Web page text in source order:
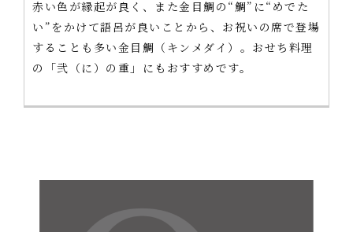
赤い色が縁起が良く、また金目鯛の“鯛”に“めでた
い”をかけて語呂が良いことから、お祝いの席で登場
することも多い金目鯛（キンメダイ）。おせち料理
の「弐（に）の重」にもおすすめです。